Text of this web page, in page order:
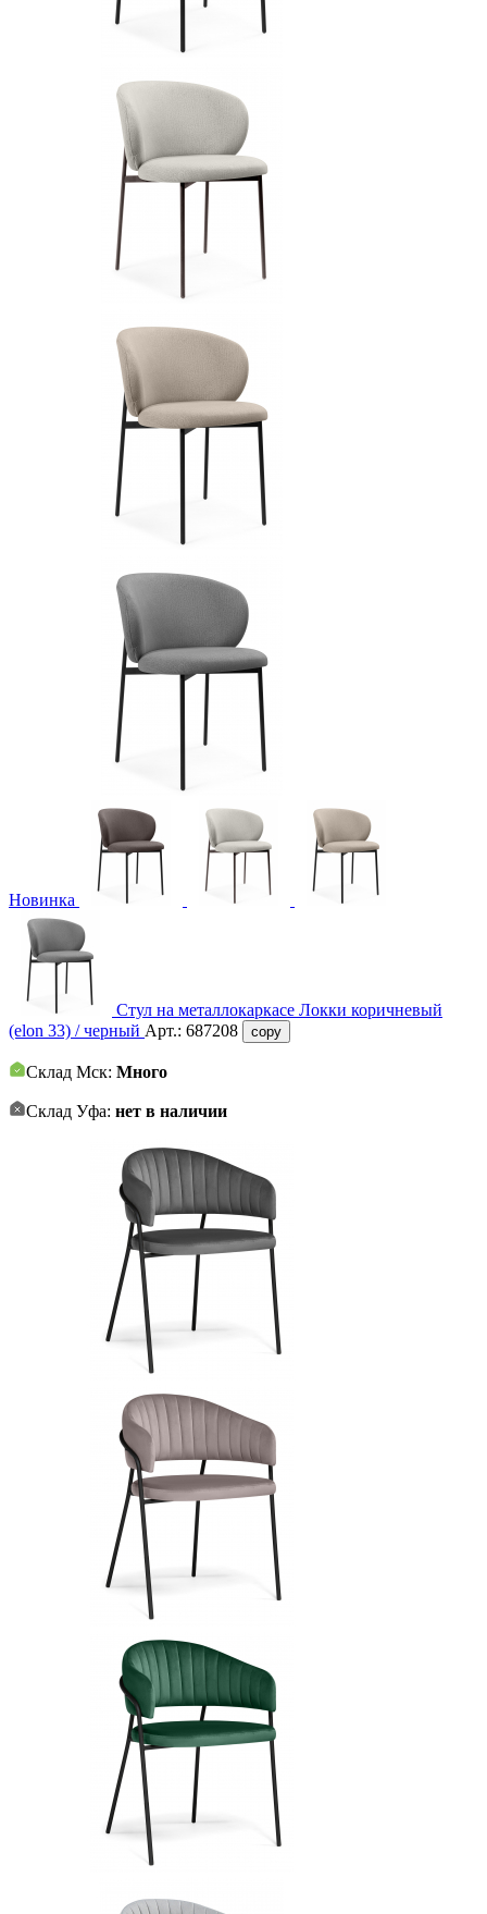
Новинка
Стул на металлокаркасе Локки коричневый
(elon 33) / черный Арт.: 687208 copy
Склад Мск: Много
Склад Уфа: нет в наличии